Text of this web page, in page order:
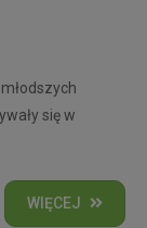
się w
WIĘCEJ